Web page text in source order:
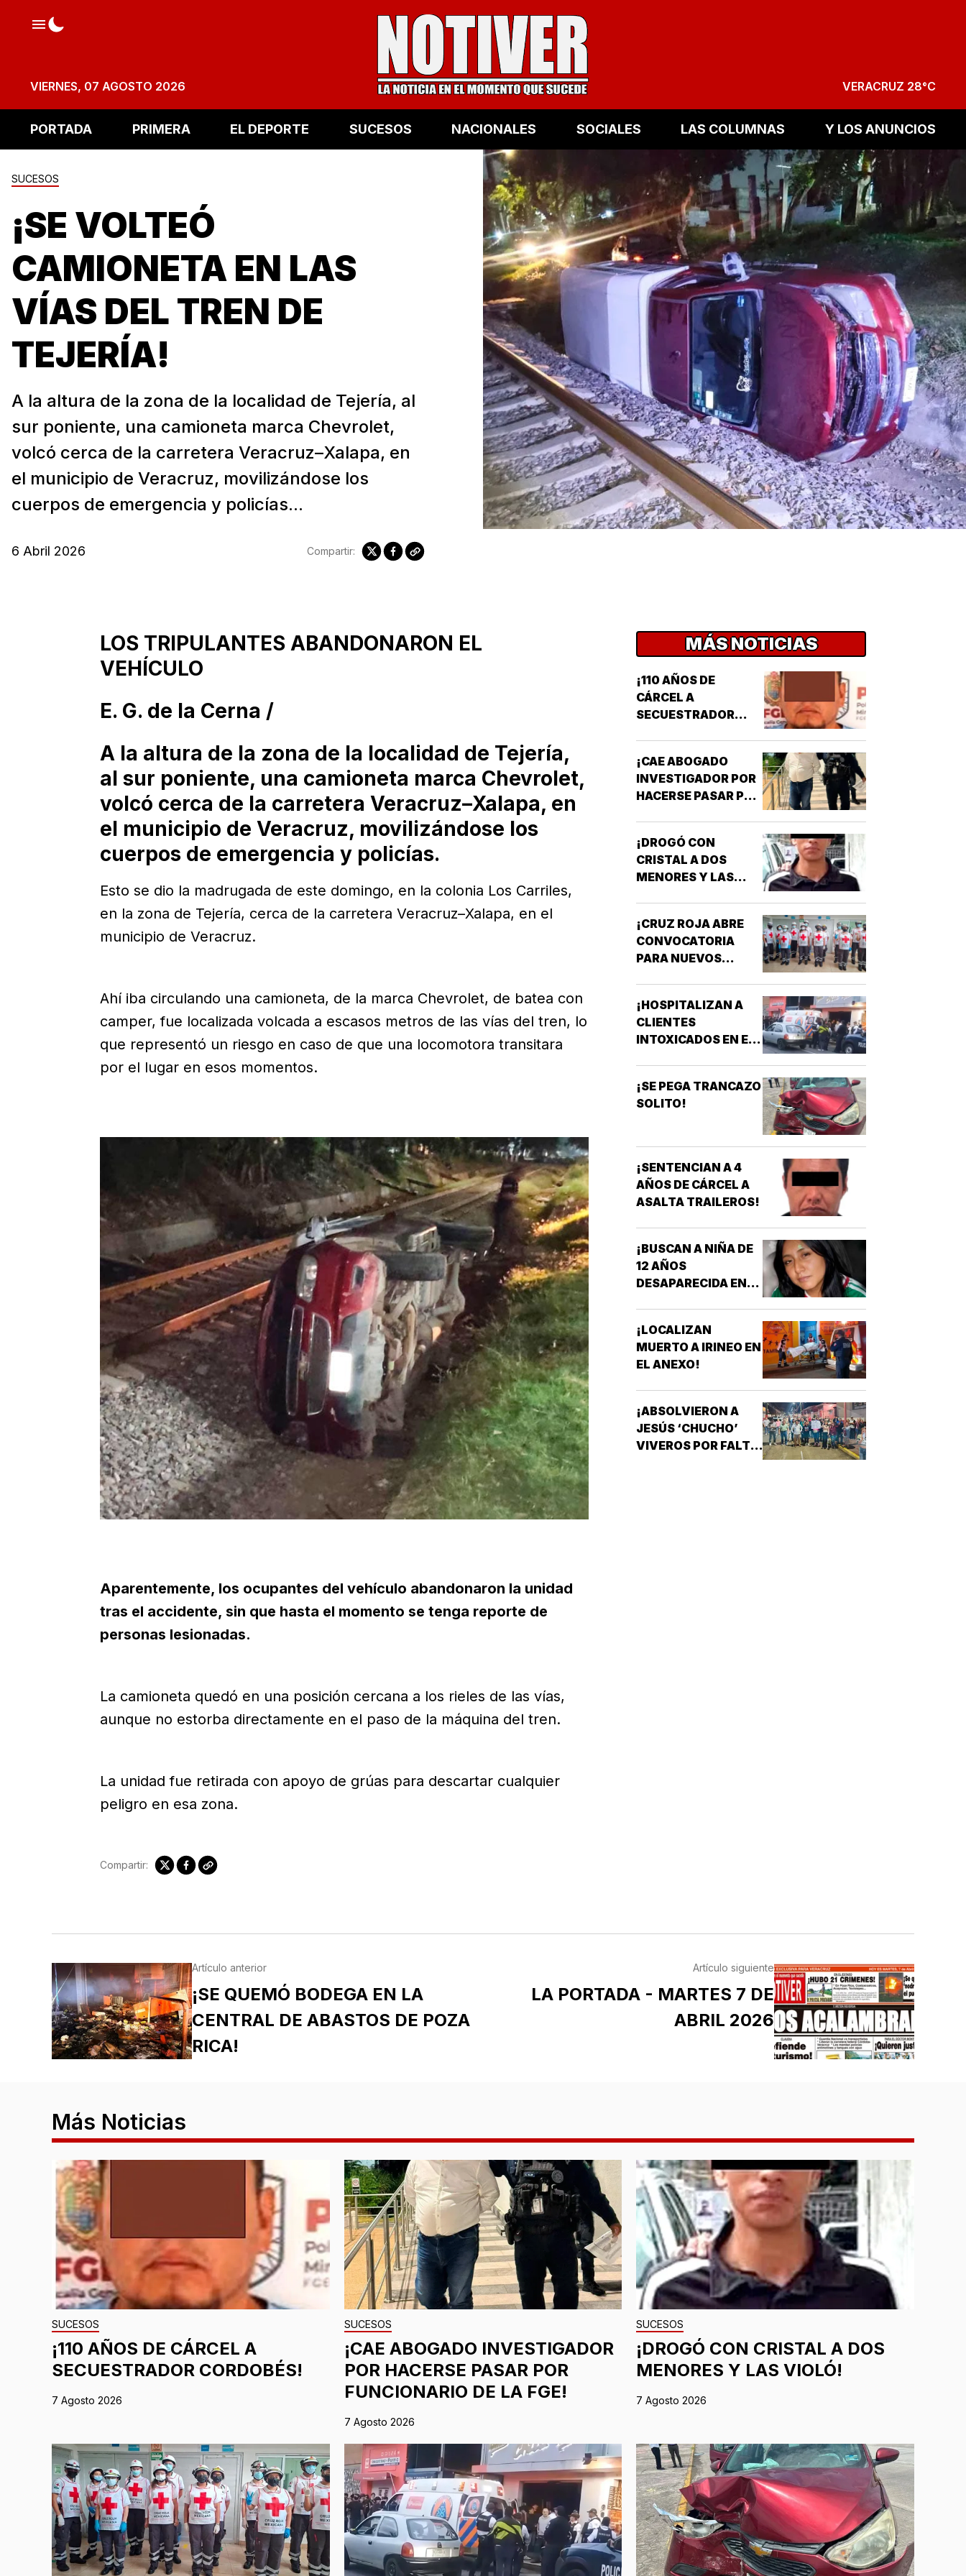
VIERNES, 07 AGOSTO 2026 VERACRUZ 28°C
PORTADA PRIMERA EL DEPORTE SUCESOS NACIONALES SOCIALES LAS COLUMNAS Y LOS ANUNCIOS
SUCESOS
¡SE VOLTEÓ
CAMIONETA EN LAS
VÍAS DEL TREN DE
TEJERÍA!
A la altura de la zona de la localidad de Tejería, al
sur poniente, una camioneta marca Chevrolet,
volcó cerca de la carretera Veracruz–Xalapa, en
el municipio de Veracruz, movilizándose los
cuerpos de emergencia y policías...
6 Abril 2026 Compartir:
LOS TRIPULANTES ABANDONARON EL
VEHÍCULO
E. G. de la Cerna /
A la altura de la zona de la localidad de Tejería,
al sur poniente, una camioneta marca Chevrolet,
volcó cerca de la carretera Veracruz–Xalapa, en
el municipio de Veracruz, movilizándose los
cuerpos de emergencia y policías.
Esto se dio la madrugada de este domingo, en la colonia Los Carriles,
en la zona de Tejería, cerca de la carretera Veracruz–Xalapa, en el
municipio de Veracruz.
Ahí iba circulando una camioneta, de la marca Chevrolet, de batea con
camper, fue localizada volcada a escasos metros de las vías del tren, lo
que representó un riesgo en caso de que una locomotora transitara
por el lugar en esos momentos.
Aparentemente, los ocupantes del vehículo abandonaron la unidad
tras el accidente, sin que hasta el momento se tenga reporte de
personas lesionadas.
La camioneta quedó en una posición cercana a los rieles de las vías,
aunque no estorba directamente en el paso de la máquina del tren.
La unidad fue retirada con apoyo de grúas para descartar cualquier
peligro en esa zona.
Compartir:
MÁS NOTICIAS
¡110 AÑOS DE
CÁRCEL A
SECUESTRADOR
¡CAE ABOGADO
INVESTIGADOR POR
HACERSE PASAR POR
¡DROGÓ CON
CRISTAL A DOS
MENORES Y LAS
¡CRUZ ROJA ABRE
CONVOCATORIA
PARA NUEVOS
URGENCIAS
MÉDICAS!
¡HOSPITALIZAN A
CLIENTES
INTOXICADOS EN EL
¡SE PEGA TRANCAZO
SOLITO!
¡SENTENCIAN A 4
AÑOS DE CÁRCEL A
ASALTA TRAILEROS!
¡BUSCAN A NIÑA DE
12 AÑOS
DESAPARECIDA EN
¡LOCALIZAN
MUERTO A IRINEO EN
EL ANEXO!
¡ABSOLVIERON A
JESÚS ‘CHUCHO’
VIVEROS POR FALTA
Artículo anterior
¡SE QUEMÓ BODEGA EN LA
CENTRAL DE ABASTOS DE POZA
RICA!
Artículo siguiente
LA PORTADA - MARTES 7 DE
ABRIL 2026
Más Noticias
SUCESOS
¡110 AÑOS DE CÁRCEL A
SECUESTRADOR CORDOBÉS!
7 Agosto 2026
SUCESOS
¡CAE ABOGADO INVESTIGADOR
POR HACERSE PASAR POR
FUNCIONARIO DE LA FGE!
7 Agosto 2026
SUCESOS
¡DROGÓ CON CRISTAL A DOS
MENORES Y LAS VIOLÓ!
7 Agosto 2026